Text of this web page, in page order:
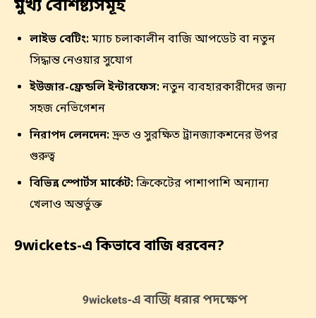
মুখ্য বৈশিষ্ট্যসমূহ
লাইভ বেটিং:ম্যাচ চলাকালীন বাজি আপডেট বা নতুন
সিদ্ধান্ত নেওয়ার সুযোগ
ইউজার-ফ্রেন্ডলি ইন্টারফেস:নতুন ব্যবহারকারীদের জন্য
সহজ নেভিগেশন
নিরাপদ লেনদেন:দ্রুত ও সুরক্ষিত ট্রানজ্যাকশনের উপর
গুরুত্ব
বিভিন্ন স্পোর্টস মার্কেট:ক্রিকেটের পাশাপাশি অন্যান্য
খেলাও অন্তর্ভুক্ত
9wickets-এ কিভাবে বাজি ধরবেন?